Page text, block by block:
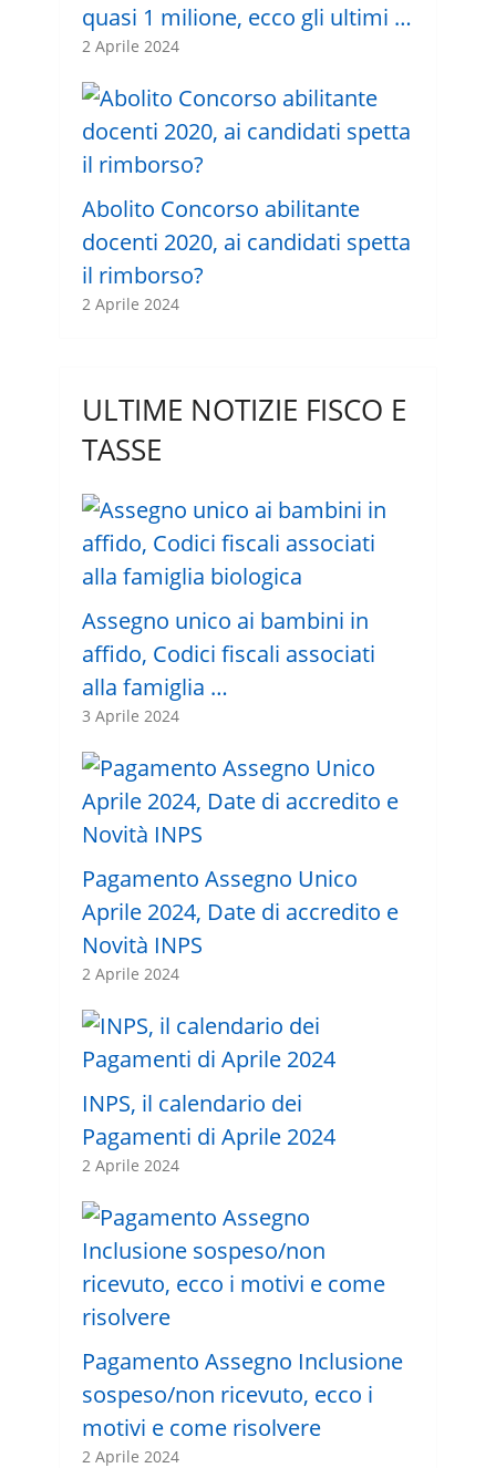
quasi 1 milione, ecco gli ultimi …
2 Aprile 2024
Abolito Concorso abilitante
docenti 2020, ai candidati spetta
il rimborso?
2 Aprile 2024
ULTIME NOTIZIE FISCO E
TASSE
Assegno unico ai bambini in
affido, Codici fiscali associati
alla famiglia …
3 Aprile 2024
Pagamento Assegno Unico
Aprile 2024, Date di accredito e
Novità INPS
2 Aprile 2024
INPS, il calendario dei
Pagamenti di Aprile 2024
2 Aprile 2024
Pagamento Assegno Inclusione
sospeso/non ricevuto, ecco i
motivi e come risolvere
2 Aprile 2024